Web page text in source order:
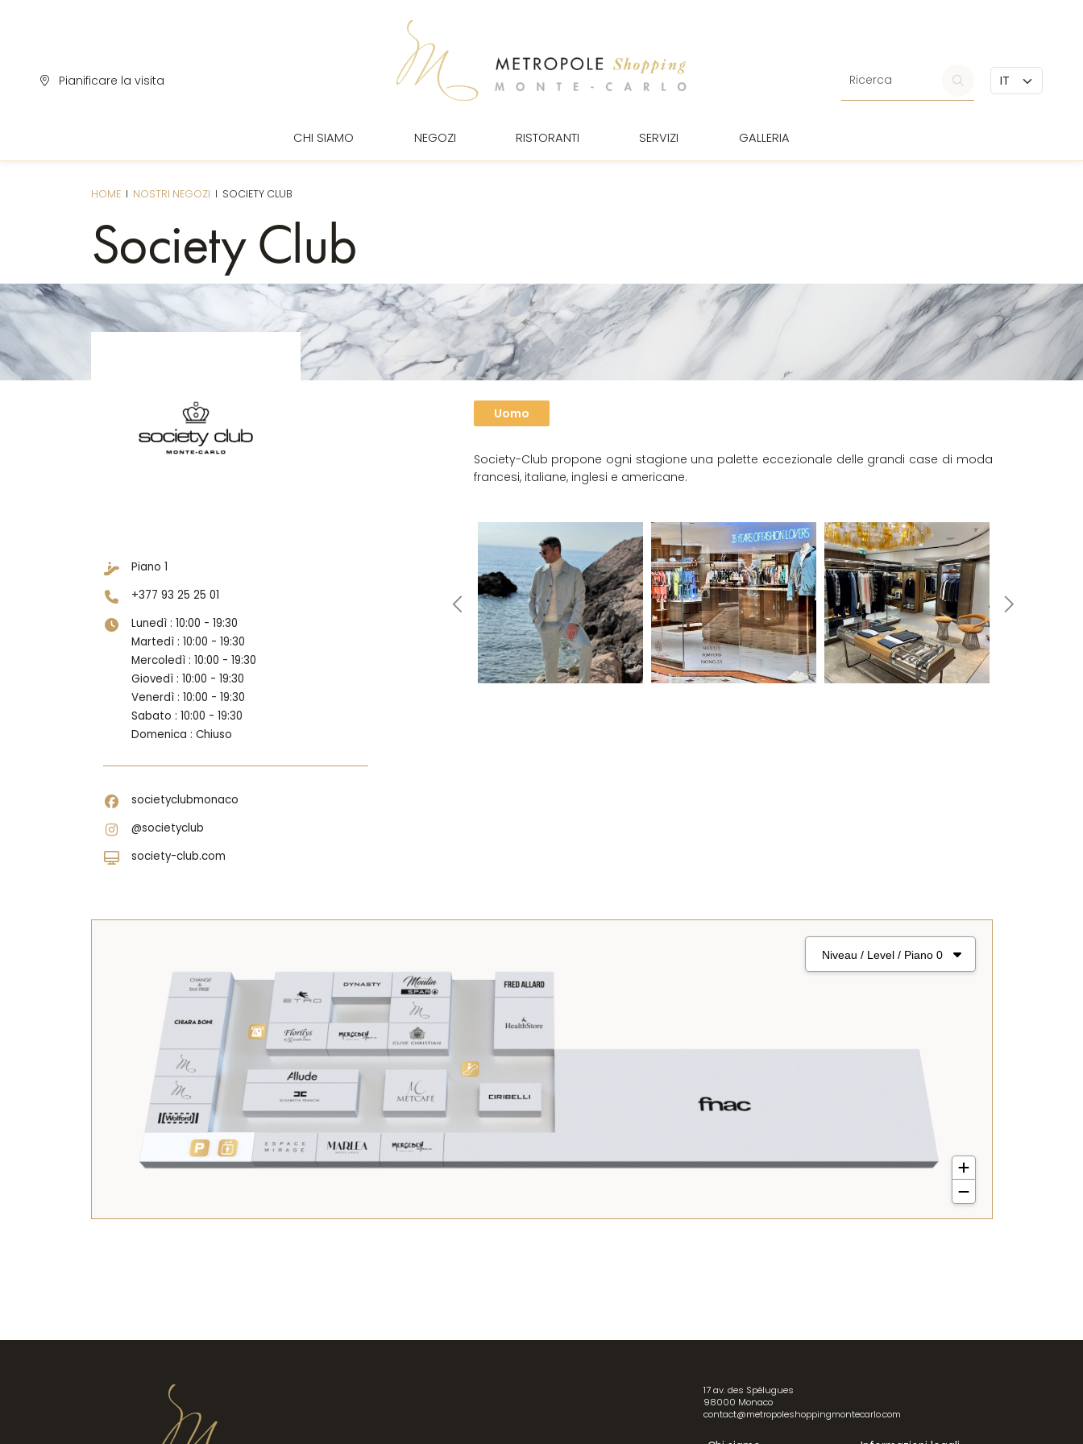
Pianificare la visita
CHI SIAMO NEGOZI RISTORANTI SERVIZI GALLERIA
HOMEI NOSTRI NEGOZI I SOCIETY CLUB
Society Club
Piano 1
+377 93 25 25 01
Lunedì : 10:00 - 19:30
Martedì : 10:00 - 19:30
Mercoledì : 10:00 - 19:30
Giovedì : 10:00 - 19:30
Venerdì : 10:00 - 19:30
Sabato : 10:00 - 19:30
Domenica : Chiuso
societyclubmonaco
@societyclub
society-club.com
Uomo
Society-Club propone ogni stagione una palette eccezionale delle grandi case di moda
francesi, italiane, inglesi e americane.
17 av. des Spélugues
98000 Monaco
contact@metropoleshoppingmontecarlo.com